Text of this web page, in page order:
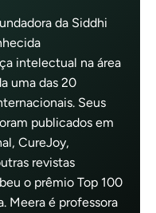
da Siddhi
intelectual na área
uma das 20
Seus
publicados em
CureJoy,
revistas
o prêmio Top 100
Meera é professora